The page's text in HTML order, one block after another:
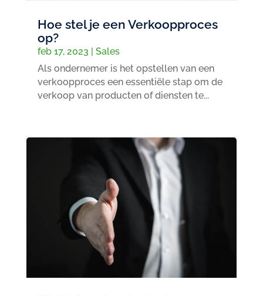
Hoe stel je een Verkoopproces
op?
feb 17, 2023 | Sales
Als ondernemer is het opstellen van een
verkoopproces een essentiële stap om de
verkoop van producten of diensten te...